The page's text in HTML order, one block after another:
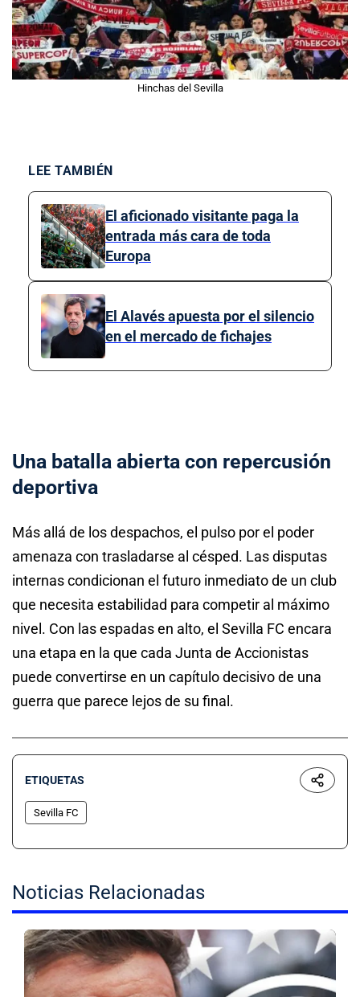
Hinchas del Sevilla
LEE TAMBIÉN
El aficionado visitante paga la
entrada más cara de toda
Europa
El Alavés apuesta por el silencio
en el mercado de fichajes
Una batalla abierta con repercusión
deportiva
Más allá de los despachos, el pulso por el poder
amenaza con trasladarse al césped. Las disputas
internas condicionan el futuro inmediato de un club
que necesita estabilidad para competir al máximo
nivel. Con las espadas en alto, el Sevilla FC encara
una etapa en la que cada Junta de Accionistas
puede convertirse en un capítulo decisivo de una
guerra que parece lejos de su final.
ETIQUETAS
Sevilla FC
Noticias Relacionadas